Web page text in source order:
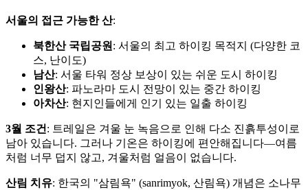
서울의 접근 가능한 산:
북한산 국립공원 : 서울의 최고 하이킹 목적지 (다양한 코
스, 난이도)
남산: 서울 타워 정상 보상이 있는 쉬운 도시 하이킹
인왕산: 파노라마 도시 전망이 있는 중간 하이킹
아차산: 현지인들에게 인기 있는 일출 하이킹
3월 조건 : 트레일은 겨울 눈 녹음으로 인해 다소 진흙투성이로
남아 있습니다. 그러나 기온은 하이킹에 편안해집니다—여름
처럼 너무 덥지 않고, 겨울처럼 얼음이 없습니다.
산림 치유: 한국의 "삼림욕" (sanrimyok, 산림욕) 개념은 소나무